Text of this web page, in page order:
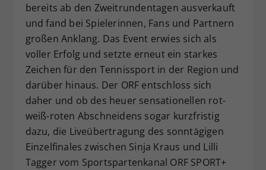
bereits ab den Zweitrundentagen ausverkauft
und fand bei Spielerinnen, Fans und Partnern
großen Anklang. Das Event erwies sich als
voller Erfolg und setzte erneut ein starkes
Zeichen für den Tennissport in der Region und
darüber hinaus. Der ORF entschloss sich
daher und ob des heuer sensationellen rot-
weiß-roten Abschneidens sogar kurzfristig
dazu, die Liveübertragung des sonntägigen
Einzelfinales zwischen Sinja Kraus und Lilli
Tagger vom Sportspartenkanal ORF SPORT+
Zweck
Dieser Wert speichert Ihre Consent-
Einstellungen. Unter anderem eine
zufällig generierte ID, für die
historische Speicherung Ihrer
vorgenommen Einstellungen, falls der
Webseiten-Betreiber dies eingestellt